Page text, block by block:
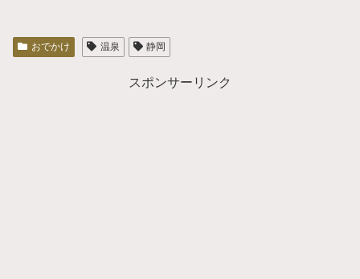
おでかけ 温泉 静岡
スポンサーリンク